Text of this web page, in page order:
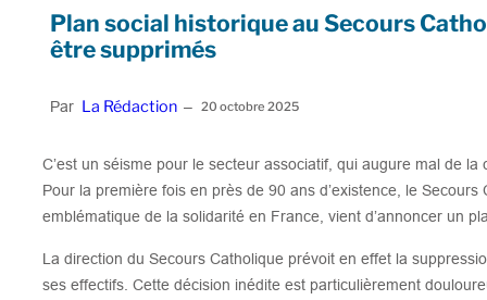
Plan social historique au Secours
être supprimés
Par La Rédaction – 20 octobre 2025
C’est un séisme pour le secteur associatif, qui augure mal de
Pour la première fois en près de 90 ans d’existence, le
emblématique de la solidarité en France, vient d’annoncer un
La direction du Secours Catholique prévoit en effet la
ses effectifs. Cette décision inédite est particulièrement